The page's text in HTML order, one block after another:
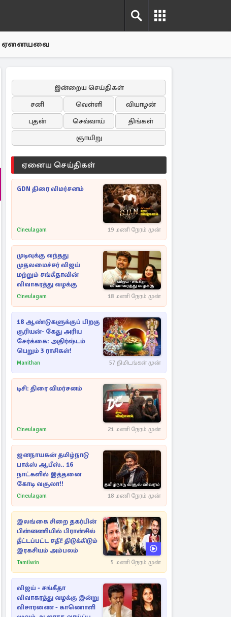
ஏனையவை
இன்றைய செய்திகள்
சனி
வெள்ளி
வியாழன்
புதன்
செவ்வாய்
திங்கள்
ஞாயிறு
ஏனைய செய்திகள்
GDN திரை விமர்சனம்
Cineulagam 19 மணி நேரம் முன்
முடிவுக்கு வந்தது
முதலமைச்சர் விஜய்
மற்றும் சங்கீதாவின்
விவாகரத்து வழக்கு
Cineulagam 18 மணி நேரம் முன்
18 ஆண்டுகளுக்குப் பிறகு
சூரியன்- கேது அரிய
சேர்க்கை: அதிர்ஷ்டம்
பெறும் 3 ராசிகள்!
Manithan 57 நிமிடங்கள் முன்
டிசி: திரை விமர்சனம்
Cineulagam 21 மணி நேரம் முன்
ஜனநாயகன் தமிழ்நாடு
பாக்ஸ் ஆபீஸ்.. 16
நாட்களில் இத்தனை
கோடி வசூலா!!
Cineulagam 18 மணி நேரம் முன்
இலங்கை சிறை தகர்பின்
பின்னணியில் பிரான்சில்
தீட்டப்பட்ட சதி! திடுக்கிடும்
இரகசியம் அம்பலம்
Tamilwin 5 மணி நேரம் முன்
விஜய் - சங்கீதா
விவாகரத்து வழக்கு இன்று
விசாரணை - காணொளி